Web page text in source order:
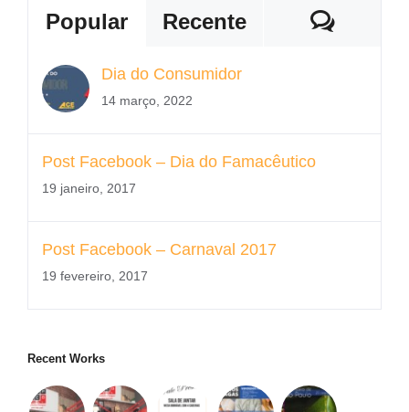
Popular Recente
Dia do Consumidor
14 março, 2022
Post Facebook – Dia do Famacêutico
19 janeiro, 2017
Post Facebook – Carnaval 2017
19 fevereiro, 2017
Recent Works